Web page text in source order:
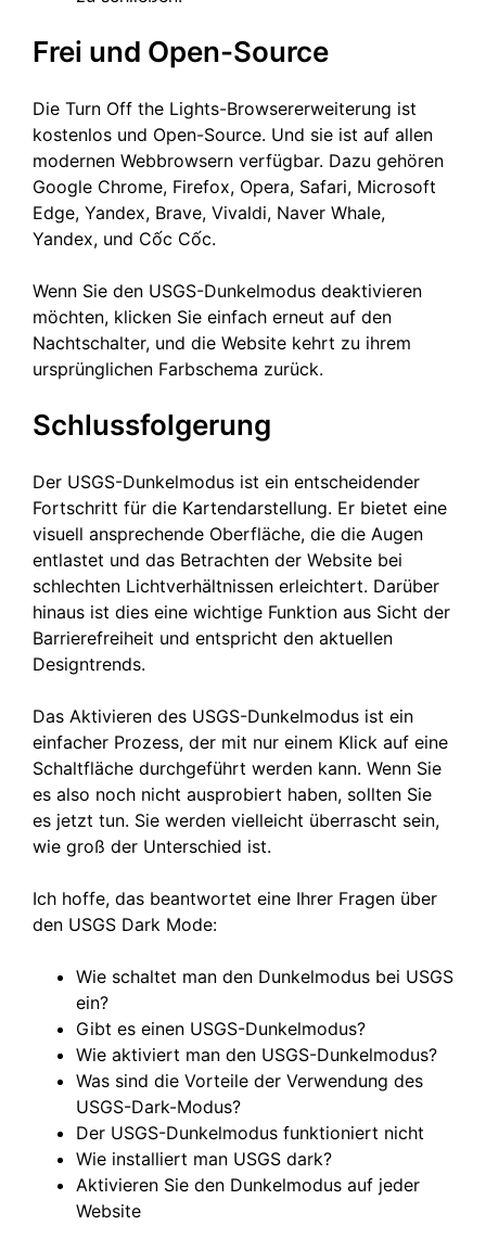
Frei und Open-Source
Die Turn Off the Lights-Browsererweiterung ist
kostenlos und Open-Source. Und sie ist auf allen
modernen Webbrowsern verfügbar. Dazu gehören
Google Chrome, Firefox, Opera, Safari, Microsoft
Edge, Yandex, Brave, Vivaldi, Naver Whale,
Yandex, und Cốc Cốc.
Wenn Sie den USGS-Dunkelmodus deaktivieren
möchten, klicken Sie einfach erneut auf den
Nachtschalter, und die Website kehrt zu ihrem
ursprünglichen Farbschema zurück.
Schlussfolgerung
Der USGS-Dunkelmodus ist ein entscheidender
Fortschritt für die Kartendarstellung. Er bietet eine
visuell ansprechende Oberfläche, die die Augen
entlastet und das Betrachten der Website bei
schlechten Lichtverhältnissen erleichtert. Darüber
hinaus ist dies eine wichtige Funktion aus Sicht der
Barrierefreiheit und entspricht den aktuellen
Designtrends.
Das Aktivieren des USGS-Dunkelmodus ist ein
einfacher Prozess, der mit nur einem Klick auf eine
Schaltfläche durchgeführt werden kann. Wenn Sie
es also noch nicht ausprobiert haben, sollten Sie
es jetzt tun. Sie werden vielleicht überrascht sein,
wie groß der Unterschied ist.
Ich hoffe, das beantwortet eine Ihrer Fragen über
den USGS Dark Mode:
Wie schaltet man den Dunkelmodus bei USGS
ein?
Gibt es einen USGS-Dunkelmodus?
Wie aktiviert man den USGS-Dunkelmodus?
Was sind die Vorteile der Verwendung des
USGS-Dark-Modus?
Der USGS-Dunkelmodus funktioniert nicht
Wie installiert man USGS dark?
Aktivieren Sie den Dunkelmodus auf jeder
Website